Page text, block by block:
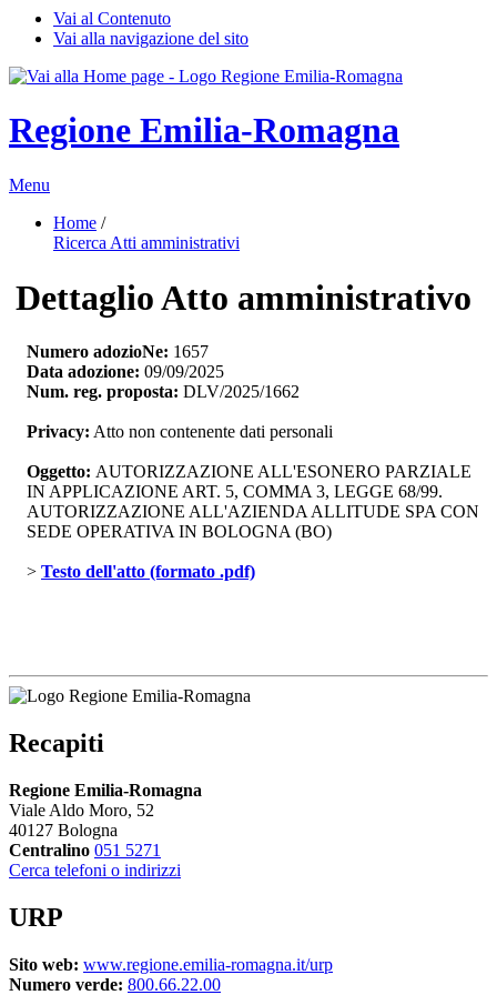
Vai al Contenuto
Vai alla navigazione del sito
Regione Emilia-Romagna
Menu
Home /
Ricerca Atti amministrativi
Dettaglio Atto amministrativo
Numero adozioNe: 1657
Data adozione: 09/09/2025
Num. reg. proposta: DLV/2025/1662
Privacy: Atto non contenente dati personali
Oggetto: AUTORIZZAZIONE ALL'ESONERO PARZIALE
IN APPLICAZIONE ART. 5, COMMA 3, LEGGE 68/99.
AUTORIZZAZIONE ALL'AZIENDA ALLITUDE SPA CON
SEDE OPERATIVA IN BOLOGNA (BO)
> Testo dell'atto (formato .pdf)
Recapiti
Regione Emilia-Romagna
Viale Aldo Moro, 52
40127 Bologna
Centralino 051 5271
Cerca telefoni o indirizzi
URP
Sito web: www.regione.emilia-romagna.it/urp
Numero verde: 800.66.22.00